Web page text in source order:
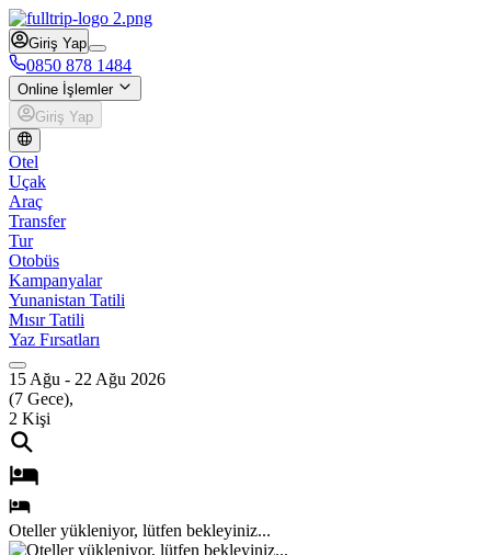
Giriş Yap
0850 878 1484
Online İşlemler
Giriş Yap
Otel
Uçak
Araç
Transfer
Tur
Otobüs
Kampanyalar
Yunanistan Tatili
Mısır Tatili
Yaz Fırsatları
15 Ağu - 22 Ağu 2026
(7 Gece),
2 Kişi
Otelleryükleniyor, lütfen bekleyiniz...